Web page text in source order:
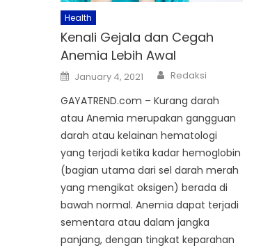
Health
Kenali Gejala dan Cegah
Anemia Lebih Awal
Posted
on
January 4, 2021 Author
Redaksi
GAYATREND.com – Kurang darah
atau Anemia merupakan gangguan
darah atau kelainan hematologi
yang terjadi ketika kadar hemoglobin
(bagian utama dari sel darah merah
yang mengikat oksigen) berada di
bawah normal. Anemia dapat terjadi
sementara atau dalam jangka
panjang, dengan tingkat keparahan